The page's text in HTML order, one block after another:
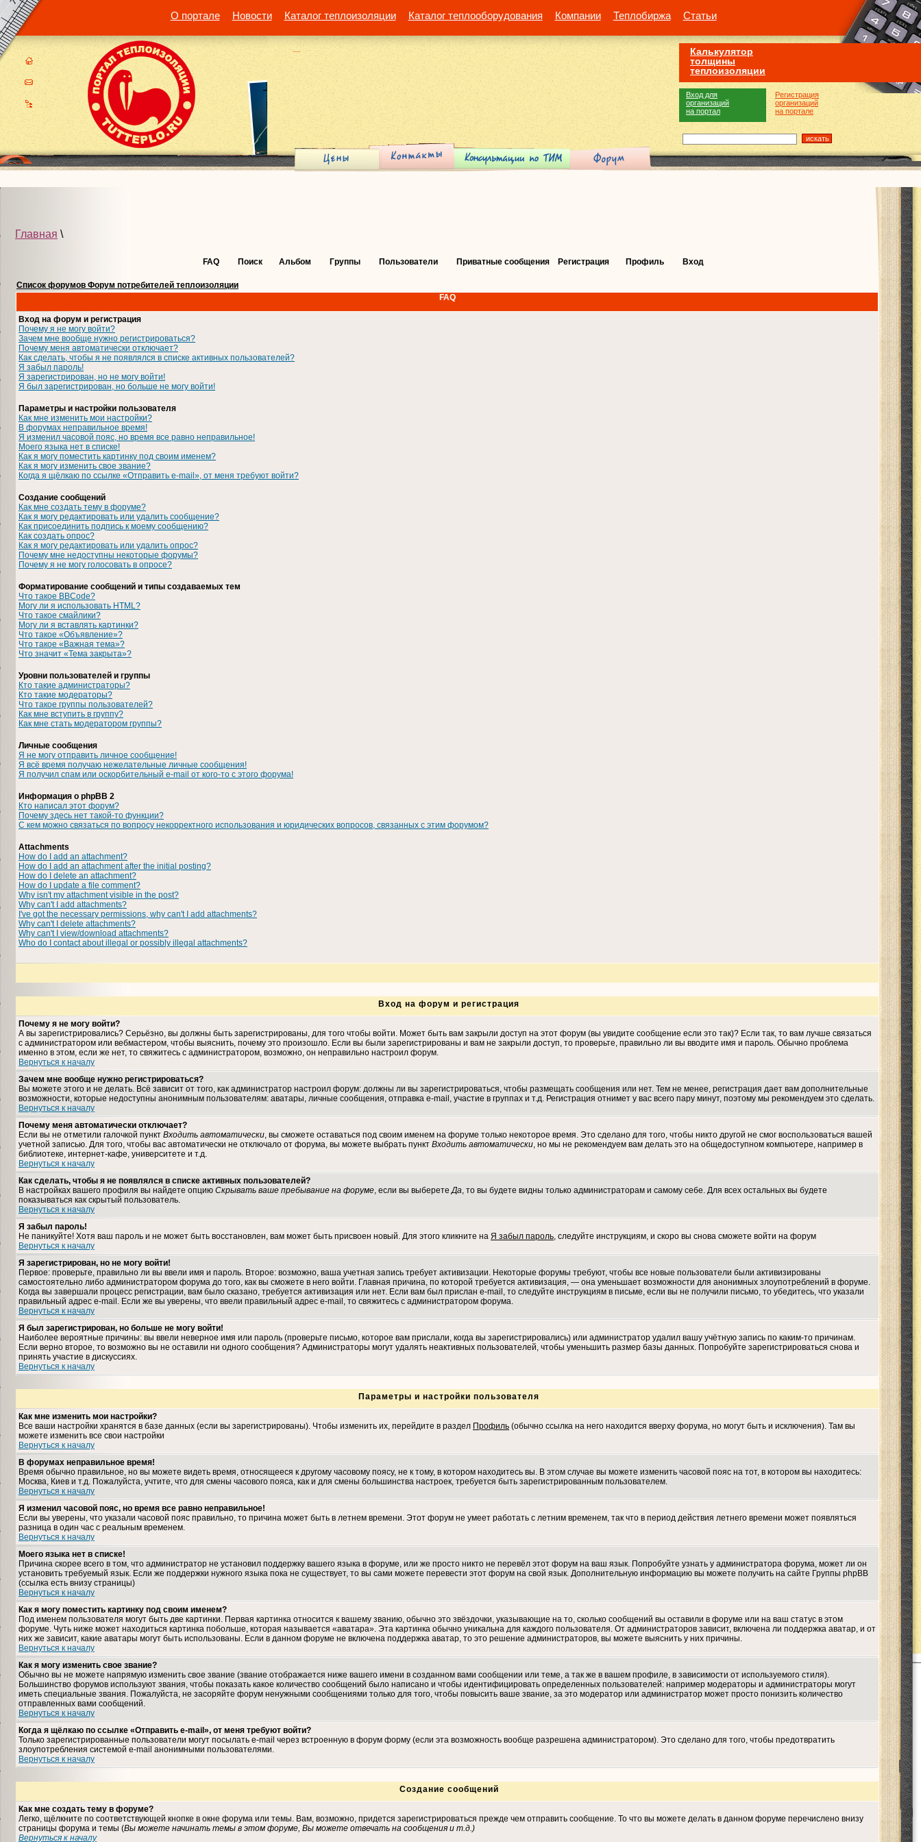
О портале Новости Каталог теплоизоляции Каталог теплооборудования Компании Теплобиржа Статьи
Калькулятор
толщины
теплоизоляции
Регистрация
организаций
на портале
Вход для
организаций
на портал
Главная \
FAQ Поиск Альбом Группы Пользователи Приватные сообщения Регистрация Профиль Вход
Список форумов Форум потребителей теплоизоляции
FAQ
Вход на форум и регистрация
Почему я не могу войти?
Зачем мне вообще нужно регистрироваться?
Почему меня автоматически отключает?
Как сделать, чтобы я не появлялся в списке активных пользователей?
Я забыл пароль!
Я зарегистрирован, но не могу войти!
Я был зарегистрирован, но больше не могу войти!
Параметры и настройки пользователя
Как мне изменить мои настройки?
В форумах неправильное время!
Я изменил часовой пояс, но время все равно неправильное!
Моего языка нет в списке!
Как я могу поместить картинку под своим именем?
Как я могу изменить свое звание?
Когда я щёлкаю по ссылке «Отправить e-mail», от меня требуют войти?
Создание сообщений
Как мне создать тему в форуме?
Как я могу редактировать или удалить сообщение?
Как присоединить подпись к моему сообщению?
Как создать опрос?
Как я могу редактировать или удалить опрос?
Почему мне недоступны некоторые форумы?
Почему я не могу голосовать в опросе?
Форматирование сообщений и типы создаваемых тем
Что такое BBCode?
Могу ли я использовать HTML?
Что такое смайлики?
Могу ли я вставлять картинки?
Что такое «Объявление»?
Что такое «Важная тема»?
Что значит «Тема закрыта»?
Уровни пользователей и группы
Кто такие администраторы?
Кто такие модераторы?
Что такое группы пользователей?
Как мне вступить в группу?
Как мне стать модератором группы?
Личные сообщения
Я не могу отправить личное сообщение!
Я всё время получаю нежелательные личные сообщения!
Я получил спам или оскорбительный e-mail от кого-то с этого форума!
Информация о phpBB 2
Кто написал этот форум?
Почему здесь нет такой-то функции?
С кем можно связаться по вопросу некорректного использования и юридических вопросов, связанных с этим форумом?
Attachments
How do I add an attachment?
How do I add an attachment after the initial posting?
How do I delete an attachment?
How do I update a file comment?
Why isn't my attachment visible in the post?
Why can't I add attachments?
I've got the necessary permissions, why can't I add attachments?
Why can't I delete attachments?
Why can't I view/download attachments?
Who do I contact about illegal or possibly illegal attachments?
Вход на форум и регистрация
Почему я не могу войти?
А вы зарегистрировались? Серьёзно, вы должны быть зарегистрированы, для того чтобы войти. Может быть вам закрыли доступ на этот форум (вы увидите сообщение если это так)? Если так, то вам лучше связаться
с администратором или вебмастером, чтобы выяснить, почему это произошло. Если вы были зарегистрированы и вам не закрыли доступ, то проверьте, правильно ли вы вводите имя и пароль. Обычно проблема
именно в этом, если же нет, то свяжитесь с администратором, возможно, он неправильно настроил форум.
Вернуться к началу
Зачем мне вообще нужно регистрироваться?
Вы можете этого и не делать. Всё зависит от того, как администратор настроил форум: должны ли вы зарегистрироваться, чтобы размещать сообщения или нет. Тем не менее, регистрация дает вам дополнительные
возможности, которые недоступны анонимным пользователям: аватары, личные сообщения, отправка e-mail, участие в группах и т.д. Регистрация отнимет у вас всего пару минут, поэтому мы рекомендуем это сделать.
Вернуться к началу
Почему меня автоматически отключает?
Если вы не отметили галочкой пункт Входить автоматически, вы сможете оставаться под своим именем на форуме только некоторое время. Это сделано для того, чтобы никто другой не смог воспользоваться вашей
учетной записью. Для того, чтобы вас автоматически не отключало от форума, вы можете выбрать пункт Входить автоматически, но мы не рекомендуем вам делать это на общедоступном компьютере, например в
библиотеке, интернет-кафе, университете и т.д.
Вернуться к началу
Как сделать, чтобы я не появлялся в списке активных пользователей?
В настройках вашего профиля вы найдете опцию Скрывать ваше пребывание на форуме, если вы выберетеДа, то вы будете видны только администраторам и самому себе. Для всех остальных вы будете
показываться как скрытый пользователь.
Вернуться к началу
Я забыл пароль!
Не паникуйте! Хотя ваш пароль и не может быть восстановлен, вам может быть присвоен новый. Для этого кликните на Я забыл пароль, следуйте инструкциям, и скоро вы снова сможете войти на форум
Вернуться к началу
Я зарегистрирован, но не могу войти!
Первое: проверьте, правильно ли вы ввели имя и пароль. Второе: возможно, ваша учетная запись требует активизации. Некоторые форумы требуют, чтобы все новые пользователи были активизированы
самостоятельно либо администратором форума до того, как вы сможете в него войти. Главная причина, по которой требуется активизация, — она уменьшает возможности для анонимных злоупотреблений в форуме.
Когда вы завершали процесс регистрации, вам было сказано, требуется активизация или нет. Если вам был прислан e-mail, то следуйте инструкциям в письме, если вы не получили письмо, то убедитесь, что указали
правильный адрес e-mail. Если же вы уверены, что ввели правильный адрес e-mail, то свяжитесь с администратором форума.
Вернуться к началу
Я был зарегистрирован, но больше не могу войти!
Наиболее вероятные причины: вы ввели неверное имя или пароль (проверьте письмо, которое вам прислали, когда вы зарегистрировались) или администратор удалил вашу учётную запись по каким-то причинам.
Если верно второе, то возможно вы не оставили ни одного сообщения? Администраторы могут удалять неактивных пользователей, чтобы уменьшить размер базы данных. Попробуйте зарегистрироваться снова и
принять участие в дискуссиях.
Вернуться к началу
Параметры и настройки пользователя
Как мне изменить мои настройки?
Все ваши настройки хранятся в базе данных (если вы зарегистрированы). Чтобы изменить их, перейдите в раздел Профиль (обычно ссылка на него находится вверху форума, но могут быть и исключения). Там вы
можете изменить все свои настройки
Вернуться к началу
В форумах неправильное время!
Время обычно правильное, но вы можете видеть время, относящееся к другому часовому поясу, не к тому, в котором находитесь вы. В этом случае вы можете изменить часовой пояс на тот, в котором вы находитесь:
Москва, Киев и т.д. Пожалуйста, учтите, что для смены часового пояса, как и для смены большинства настроек, требуется быть зарегистрированным пользователем.
Вернуться к началу
Я изменил часовой пояс, но время все равно неправильное!
Если вы уверены, что указали часовой пояс правильно, то причина может быть в летнем времени. Этот форум не умеет работать с летним временем, так что в период действия летнего времени может появляться
разница в один час с реальным временем.
Вернуться к началу
Моего языка нет в списке!
Причина скорее всего в том, что администратор не установил поддержку вашего языка в форуме, или же просто никто не перевёл этот форум на ваш язык. Попробуйте узнать у администратора форума, может ли он
установить требуемый язык. Если же поддержки нужного языка пока не существует, то вы сами можете перевести этот форум на свой язык. Дополнительную информацию вы можете получить на сайте Группы phpBB
(ссылка есть внизу страницы)
Вернуться к началу
Как я могу поместить картинку под своим именем?
Под именем пользователя могут быть две картинки. Первая картинка относится к вашему званию, обычно это звёздочки, указывающие на то, сколько сообщений вы оставили в форуме или на ваш статус в этом
форуме. Чуть ниже может находиться картинка побольше, которая называется «аватара». Эта картинка обычно уникальна для каждого пользователя. От администраторов зависит, включена ли поддержка аватар, и от
них же зависит, какие аватары могут быть использованы. Если в данном форуме не включена поддержка аватар, то это решение администраторов, вы можете выяснить у них причины.
Вернуться к началу
Как я могу изменить свое звание?
Обычно вы не можете напрямую изменить свое звание (звание отображается ниже вашего имени в созданном вами сообщении или теме, а так же в вашем профиле, в зависимости от используемого стиля).
Большинство форумов используют звания, чтобы показать какое количество сообщений было написано и чтобы идентифицировать определенных пользователей: например модераторы и администраторы могут
иметь специальные звания. Пожалуйста, не засоряйте форум ненужными сообщениями только для того, чтобы повысить ваше звание, за это модератор или администратор может просто понизить количество
отправленных вами сообщений.
Вернуться к началу
Когда я щёлкаю по ссылке «Отправить e-mail», от меня требуют войти?
Только зарегистрированные пользователи могут посылать e-mail через встроенную в форум форму (если эта возможность вообще разрешена администратором). Это сделано для того, чтобы предотвратить
злоупотребления системой e-mail анонимными пользователями.
Вернуться к началу
Создание сообщений
Как мне создать тему в форуме?
Легко, щёлкните по соответствующей кнопке в окне форума или темы. Вам, возможно, придется зарегистрироваться прежде чем отправить сообщение. То что вы можете делать в данном форуме перечислено внизу
страницы форума и темы (Вы можете начинать темы в этом форуме, Вы можете отвечать на сообщения и т.д.)
Вернуться к началу